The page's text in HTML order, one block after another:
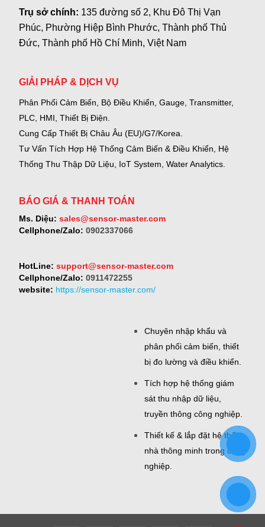
Trụ sở chính: 135 đường số 2, Khu Đô Thị Vạn
Phúc, Phường Hiệp Bình Phước, Thành phố Thủ
Đức, Thành phố Hồ Chí Minh, Việt Nam
GIẢI PHÁP & DỊCH VỤ
Phân Phối Cảm Biến, Bộ Điều Khiển, Gauge, Transmitter,
PLC, HMI, Thiết Bị Điện.
Cung Cấp Thiết Bị Châu Âu (EU)/G7/Korea.
Tư Vấn Tích Hợp Hệ Thống Cảm Biến & Điều Khiển, Hệ
Thống Thu Thập Dữ Liệu, IoT System, Water Analytics.
BÁO GIÁ & THANH TOÁN
Ms. Diệu: sales@sensor-master.com
Cellphone/Zalo: 0902337066
HotLine: support@sensor-master.com
Cellphone/Zalo: 0911472255
website: https://sensor-master.com/
Chuyên nhập khẩu và
phân phối cảm biến, thiết
bị đo lường và điều khiển.
Tích hợp hệ thống giám
sát thu nhập dữ liệu,
truyền thông công nghiệp.
Thiết kế & lắp đặt hệ thống
nhà thông minh trong công
nghiệp.